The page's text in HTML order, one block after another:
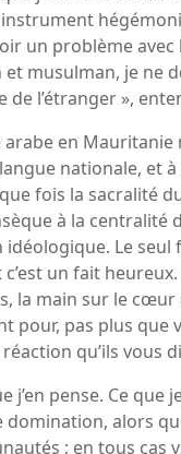
instrument
un problème
musulman, je ne
l’étranger »,
en Mauritanie
nationale, et
fois la sacralité
à la centralité
Le
un fait
main sur le cœur
pas plus que
qu’ils vous
j’en pense. Ce
alors
; en tous cas